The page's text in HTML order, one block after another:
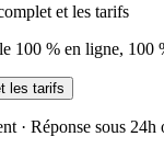
et les tarifs
100 % en ligne, 100
les tarifs
· Réponse sous 24h